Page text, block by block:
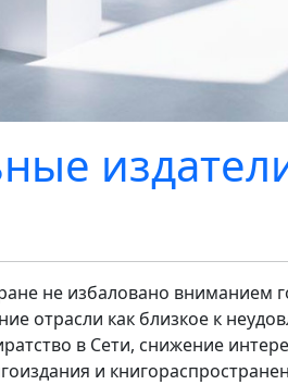
не избаловано вниманием
отрасли как близкое к
в Сети, снижение
и